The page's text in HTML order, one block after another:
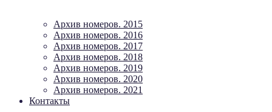
Архив номеров. 2015
Архив номеров. 2016
Архив номеров. 2017
Архив номеров. 2018
Архив номеров. 2019
Архив номеров. 2020
Архив номеров. 2021
Контакты